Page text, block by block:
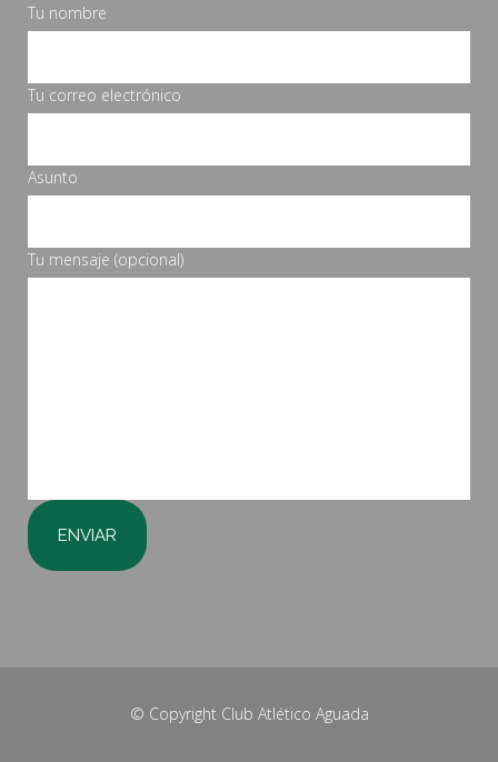
Tu nombre
Tu correo electrónico
Asunto
Tu mensaje (opcional)
© Copyright Club Atlético Aguada